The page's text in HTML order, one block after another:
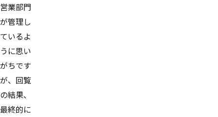
営業部門
が管理し
ているよ
うに思い
がちです
が、回覧
の結果、
最終的に